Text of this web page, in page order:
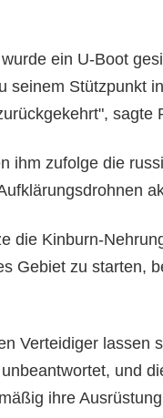
ein U-Boot
seinem Stützpunkt in
sagte
ihm zufolge die
die Kinburn-
Gebiet zu starten,
Verteidiger lassen
und
ihre